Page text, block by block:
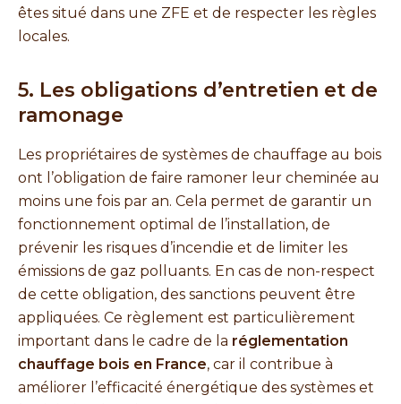
êtes situé dans une ZFE et de respecter les règles
locales.
5. Les obligations d’entretien et de
ramonage
Les propriétaires de systèmes de chauffage au bois
ont l’obligation de faire ramoner leur cheminée au
moins une fois par an. Cela permet de garantir un
fonctionnement optimal de l’installation, de
prévenir les risques d’incendie et de limiter les
émissions de gaz polluants. En cas de non-respect
de cette obligation, des sanctions peuvent être
appliquées. Ce règlement est particulièrement
important dans le cadre de la réglementation
chauffage bois en France, car il contribue à
améliorer l’efficacité énergétique des systèmes et